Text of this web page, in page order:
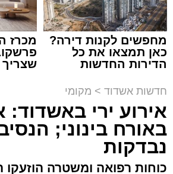
תגים:אבי אמסלם, המרכז
אזולאי
לקראת סיום בין הזמנים נערך
הזמנים ומלווה מלכה על ידי
בראשות מ"מ ראש העיר הרב
הרשות העירונית 'מהות' בראשות
חבר מועצת העיר הרב מני אזולאי
מחפשים לקנות דירה?
כאן תמצאו את כל
הדירות החדשות
מכרז
שצריך
חדשות אשדוד > מקומי
אירוע ירי
באורח בינוני;
נבדקות
כוחות רפואה ומשטרה הוזעקו